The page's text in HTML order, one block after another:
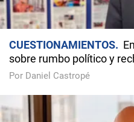
CUESTIONAMIENTOS
sobre rumbo político y
Por Daniel Castropé